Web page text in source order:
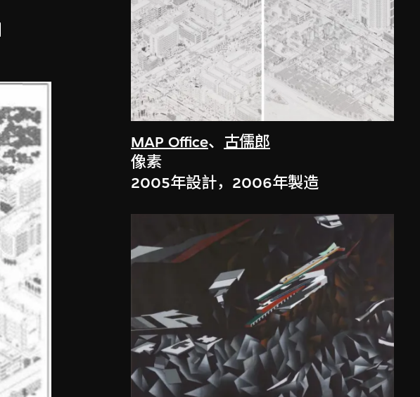
MAP Office、 古儒郎
像素
2005年設計，2006年製造